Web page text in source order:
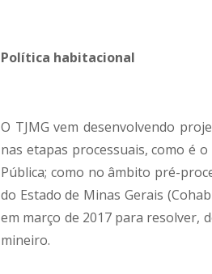
Política habitacional
O TJMG vem desenvolvendo
nas etapas processuais, como é
Pública; como no âmbito pré-
do Estado de Minas Gerais
em março de 2017 para
mineiro.